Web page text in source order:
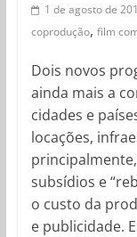
1 de agosto de
coprodução, film
Dois novos
ainda mais a
cidades e
locações,
subsídios e
o custo da
e publicidade.